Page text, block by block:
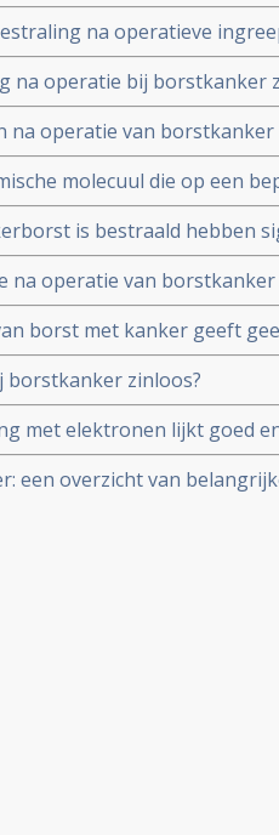
na operatieve
blijkt uit Canadese studie
na 20 maanden een
na operatie bij borstkanker
na operatie van
vanaf 50 jaar lijkt deze
geen verschil in overall
molecuul die op een
op bestraling geeft
- uitzaaiïngen
is bestraald hebben
dan de vrouwen
na operatie van
geeft significant groter
belast zijn
borst met kanker geeft
recidief t.o.v. totale
is echter veel minder
zinloos?
met elektronen lijkt goed
borstkanker ter voorkoming
een overzicht van